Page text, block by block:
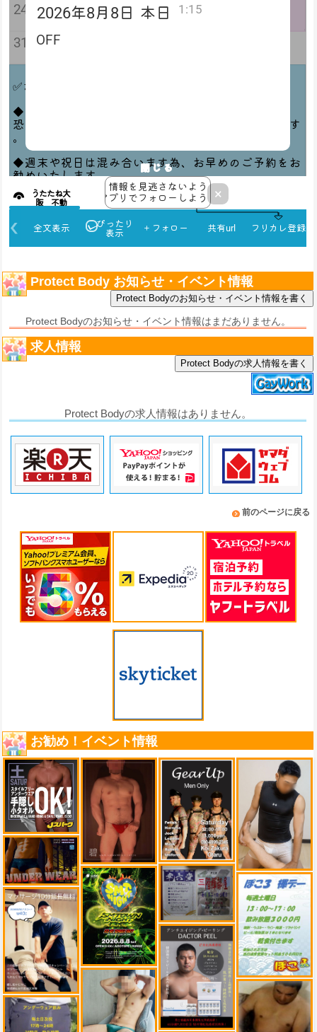
Protect Body お知らせ・イベント情報
Protect Bodyのお知らせ・イベント情報はまだありません。
求人情報
Protect Bodyの求人情報を書く
Protect Bodyの求人情報はありません。
前のページに戻る
お勧め！イベント情報